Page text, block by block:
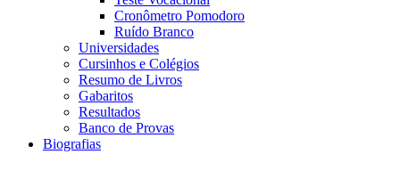
Cronômetro Pomodoro
Ruído Branco
Universidades
Cursinhos e Colégios
Resumo de Livros
Gabaritos
Resultados
Banco de Provas
Biografias